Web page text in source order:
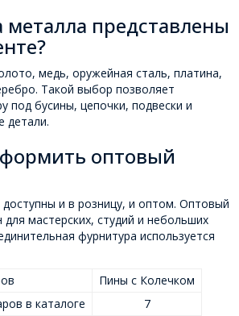
металла представлены
медь, оружейная сталь, платина,
Такой выбор позволяет
под бусины, цепочки, подвески и
детали.
оптовый
и в розницу, и оптом. Оптовый
для мастерских, студий и небольших
фурнитура используется
Пины с Колечком
в каталоге
7